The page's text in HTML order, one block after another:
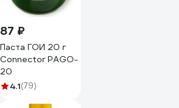
87 ₽
Паста ГОИ 20 г
Connector PAGO-
20
4.1(79)